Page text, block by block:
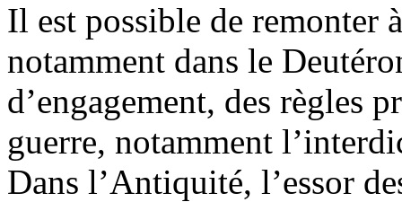
Il est possible de remonter
notamment dans le
d’engagement, des règles
guerre, notamment
Dans l’Antiquité, l’essor